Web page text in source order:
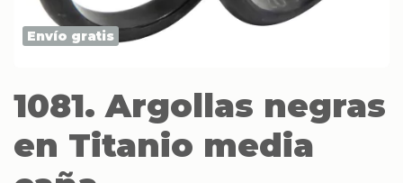
1081. Argollas negras
en Titanio media
Envío gratis